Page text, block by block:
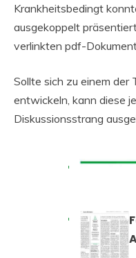
Krankheitsbedingt
ausgekoppelt
verlinkten pdf-
Sollte sich zu einem der
entwickeln, kann diese
Diskussionsstrang